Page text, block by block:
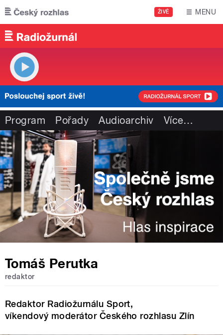
Přejít k hlavnímu obsahu
ŽIVĚ MENU
Program Pořady Audioarchiv Více…
Tomáš Perutka
redaktor
Redaktor Radiožurnálu Sport,
víkendový moderátor Českého rozhlasu Zlín